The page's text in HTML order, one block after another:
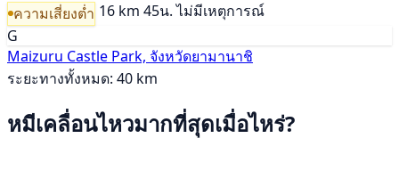
ความเสี่ยงต่ำ 16 km 45น. ไม่มีเหตุการณ์
G
Maizuru Castle Park, จังหวัดยามานาชิ
ระยะทางทั้งหมด: 40 km
หมีเคลื่อนไหวมากที่สุดเมื่อไหร่?